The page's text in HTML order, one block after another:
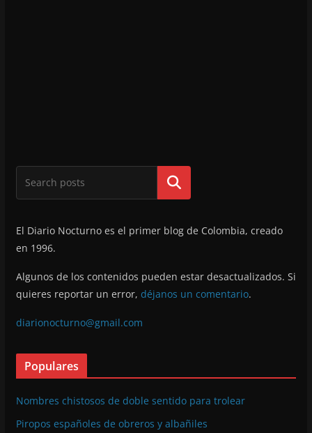
Buscar
El Diario Nocturno es el primer blog de Colombia, creado
en 1996.
Algunos de los contenidos pueden estar desactualizados. Si
quieres reportar un error, déjanos un comentario.
diarionocturno@gmail.com
Populares
Nombres chistosos de doble sentido para trolear
Piropos españoles de obreros y albañiles